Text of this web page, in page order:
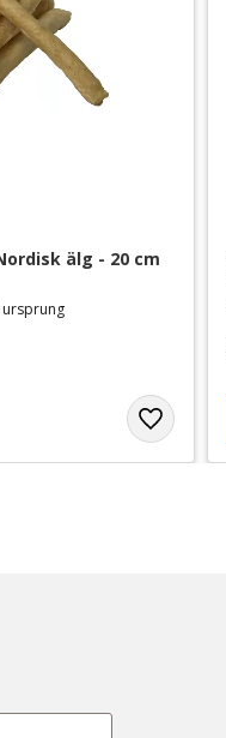
älg - 20 cm